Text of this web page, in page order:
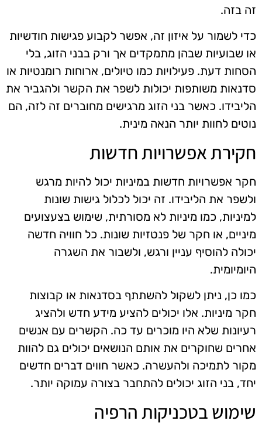
זה בזה.
כדי לשמור על איזון זה, אפשר לקבוע פגישות חודשיות
או שבועיות שבהן מתמקדים אך ורק בבני הזוג, בלי
הסחות דעת. פעילויות כמו טיולים, ארוחות רומנטיות או
סדנאות משותפות יכולות לשפר את הקשר ולהגביר את
הליבידו. כאשר בני הזוג מרגישים מחוברים זה לזה, הם
נוטים לחוות יותר הנאה מינית.
חקירת אפשרויות חדשות
חקר אפשרויות חדשות במיניות יכול להיות מרגש
ולשפר את הליבידו. זה יכול לכלול גישות שונות
למיניות, כמו מיניות לא מסורתית, שימוש בצעצועים
מיניים, או חקר של פנטזיות שונות. כל חוויה חדשה
יכולה להוסיף עניין ורגש, ולשבור את השגרה
היומיומית.
כמו כן, ניתן לשקול להשתתף בסדנאות או קבוצות
חקר מיניות. אלו יכולים להציע מידע חדש ולהציג
רעיונות שלא היו מוכרים עד כה. הקשרים עם אנשים
אחרים שחוקרים את אותם הנושאים יכולים גם להוות
מקור לתמיכה ולהעשרה. כאשר חווים דברים חדשים
יחד, בני הזוג יכולים להתחבר בצורה עמוקה יותר.
שימוש בטכניקות הרפיה